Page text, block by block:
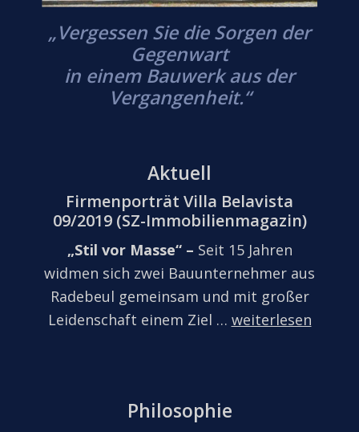
„Vergessen Sie die Sorgen der
Gegenwart
in einem Bauwerk aus der
Vergangenheit.“
Aktuell
Firmenporträt Villa Belavista
09/2019 (SZ-Immobilienmagazin)
„Stil vor Masse“ – Seit 15 Jahren
widmen sich zwei Bauunternehmer aus
Radebeul gemeinsam und mit großer
Leidenschaft einem Ziel … weiterlesen
Philosophie